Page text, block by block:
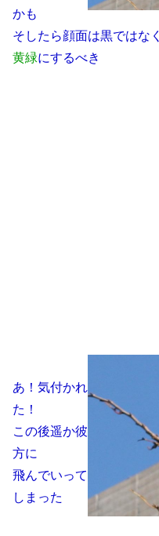
かも
そしたら顔面は黒ではなく
黄緑にするべき
あ！気付かれ
た！
この後遥か彼
方に
飛んでいって
しまった